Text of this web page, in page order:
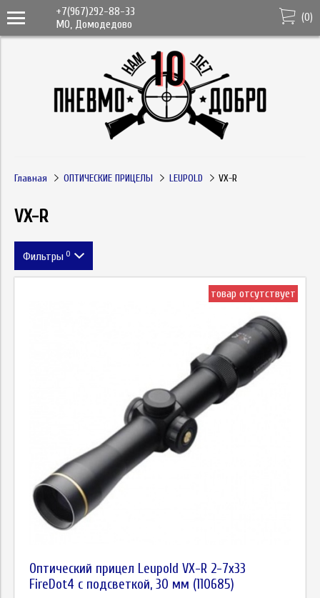
+7(967)292-88-33
МО, Домодедово
(0)
Главная ОПТИЧЕСКИЕ ПРИЦЕЛЫ LEUPOLD VX-R
VX-R
Фильтры 0
товар отсутствует
Оптический прицел Leupold VX-R 2-7x33
FireDot4 c подсветкой, 30 мм (110685)